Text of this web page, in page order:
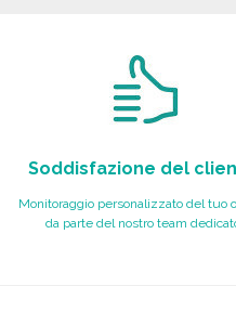
Soddisfazione del
Monitoraggio personalizzato del tuo
da parte del nostro team